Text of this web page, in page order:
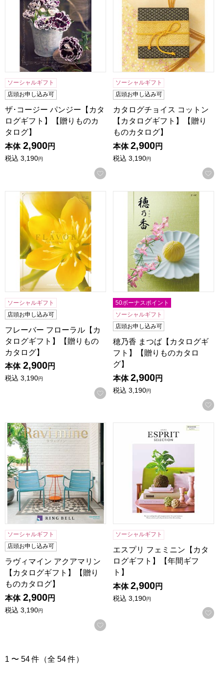
ソーシャルギフト
店頭お申し込み可
ザ･コージー パンジー【カタ
ログギフト】【贈りものカ
タログ】
本体 2,900円
税込 3,190円
お気に入りに登録する
ソーシャルギフト
店頭お申し込み可
カタログチョイス コットン
【カタログギフト】【贈り
ものカタログ】
本体 2,900円
税込 3,190円
フレーバー フローラル【カタログギフト】【贈りものカタ
ソーシャルギフト
店頭お申し込み可
フレーバー フローラル【カ
タログギフト】【贈りもの
カタログ】
本体 2,900円
税込 3,190円
お気に入りに登録する
穂乃香 まつば【カタログギ
50ボーナスポイント
ソーシャルギフト
店頭お申し込み可
穂乃香 まつば【カタログギ
フト】【贈りものカタロ
グ】
本体 2,900円
税込 3,190円
ラヴィマイン アクアマリン【カタログギフト】【贈りもの
ソーシャルギフト
店頭お申し込み可
ラヴィマイン アクアマリン
【カタログギフト】【贈り
ものカタログ】
本体 2,900円
税込 3,190円
お気に入りに登録する
エスプリ フェミニン【カタ
ソーシャルギフト
エスプリ フェミニン【カタ
ログギフト】【年間ギフ
ト】
本体 2,900円
税込 3,190円
1 〜 54 件（全 54 件）